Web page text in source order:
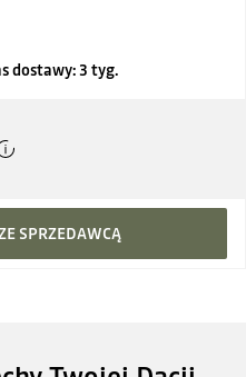
dostawy: 3 tyg.
SPRZEDAWCĄ